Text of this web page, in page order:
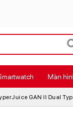
Màn
GAN II Dual